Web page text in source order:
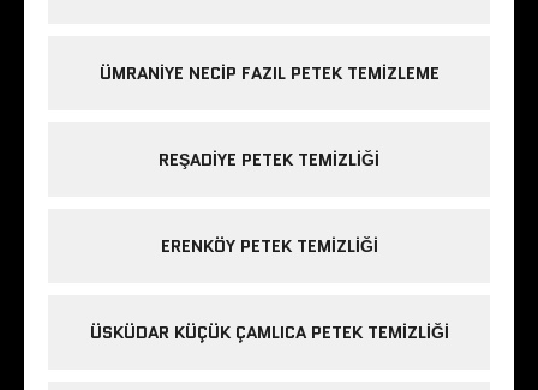
ÜMRANIYE NECIP FAZIL PETEK TEMIZLEME
REŞADIYE PETEK TEMIZLIĞI
ERENKÖY PETEK TEMIZLIĞI
ÜSKÜDAR KÜÇÜK ÇAMLICA PETEK TEMIZLIĞI